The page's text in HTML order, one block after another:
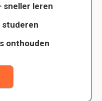
sneller leren
studeren
onthouden